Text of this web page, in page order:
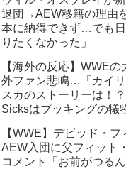
退団→AEW移籍の理由
本に納得できず…でも
りたくなかった」
【海外の反応】WWE
外ファン悲鳴…「カイ
スカのストーリーは！
Sicksはブッキングの犠
【WWE】デビッド・
AEW入団に父フィット
コメント「お前がつる